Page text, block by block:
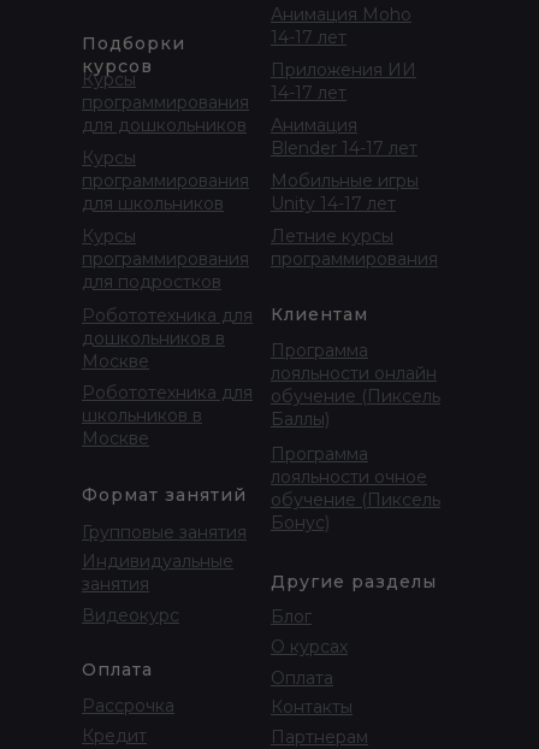
Клиентам
Другие разделы
Оплата
Рассрочка
Кредит
Подборки
курсов
Курсы
программирования
для дошкольников
Курсы
программирования
для школьников
Курсы
программирования
для подростков
Программа
лояльности онлайн
обучение (Пиксель
Баллы)
Программа
лояльности очное
обучение (Пиксель
Бонус)
Оплата
Блог
Контакты
О курсах
Партнерам
Робототехника для
дошкольников в
Москве
Робототехника для
школьников в
Москве
Анимация Moho
14-17 лет
Приложения ИИ
14-17 лет
Анимация
Blender 14-17 лет
Мобильные игры
Unity 14-17 лет
Летние курсы
программирования
Формат занятий
Групповые занятия
Индивидуальные
занятия
Видеокурс